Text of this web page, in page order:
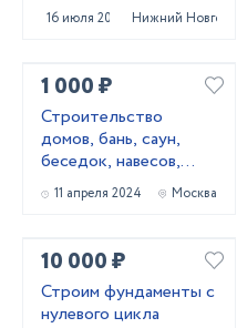
16 июля 2025 Нижний Новгород
1 000 ₽
Строительство
домов, бань, саун,
беседок, навесов,
террас, фундаментов
11 апреля 2024 Москва
10 000 ₽
Строим фундаменты с
нулевого цикла